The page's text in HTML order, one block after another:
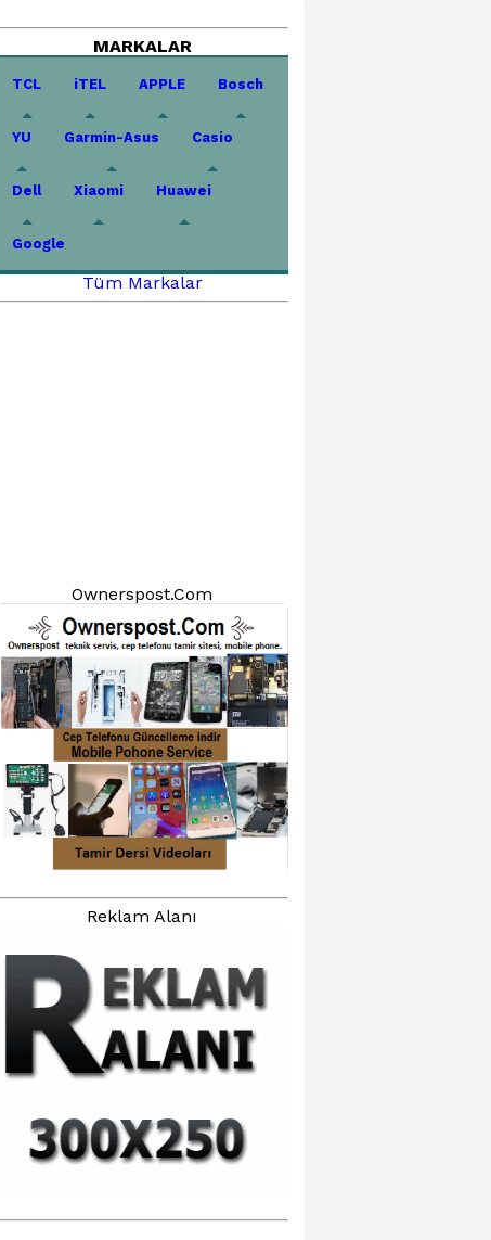
MARKALAR
TCL iTEL APPLE Bosch
YU Garmin-Asus Casio
Dell Xiaomi Huawei
Google
Tüm Markalar
Ownerspost.Com
Reklam Alanı